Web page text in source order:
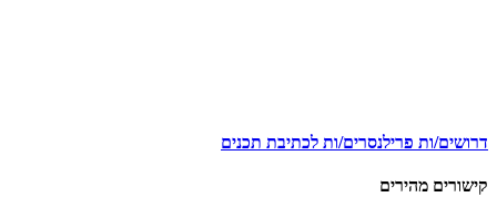
דרושים/ות פרילנסרים/ות לכתיבת תכנים
קישורים מהירים